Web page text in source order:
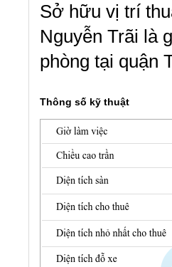
Sở hữu vị trí
Nguyễn Trãi là
phòng tại quận
Thông số kỹ thuật